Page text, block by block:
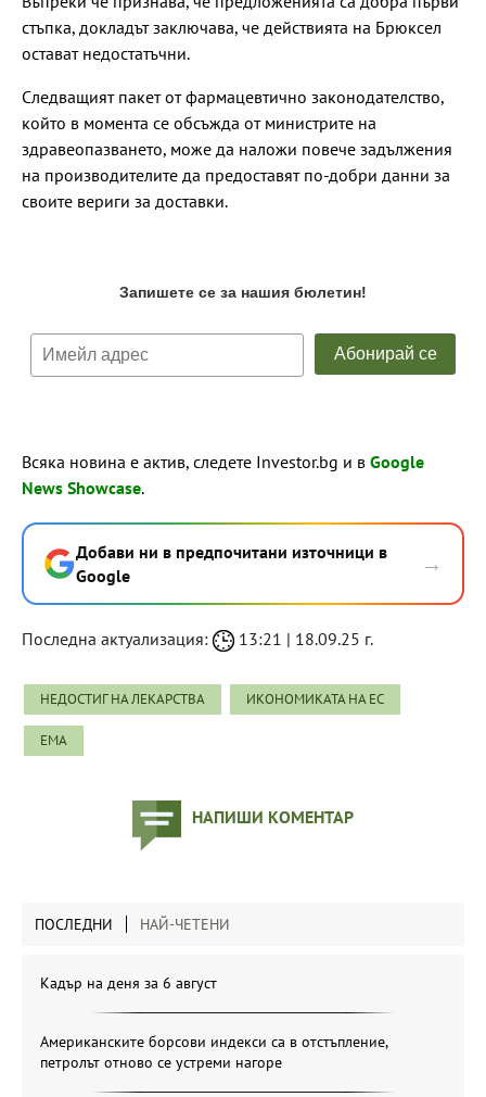
стъпка, докладът заключава, че действията на Брюксел
остават недостатъчни.
Следващият пакет от фармацевтично законодателство,
който в момента се обсъжда от министрите на
здравеопазването, може да наложи повече задължения
на производителите да предоставят по-добри данни за
своите вериги за доставки.
Всяка новина е актив, следете Investor.bg и в Google
News Showcase.
Добави ни в предпочитани източници в
Google
→
Последна актуализация: 13:21 | 18.09.25 г.
НЕДОСТИГ НА ЛЕКАРСТВА ИКОНОМИКАТА НА ЕС
EMA
НАПИШИ КОМЕНТАР
ПОСЛЕДНИ НАЙ-ЧЕТЕНИ
Кадър на деня за 6 август
Американските борсови индекси са в отстъпление,
петролът отново се устреми нагоре